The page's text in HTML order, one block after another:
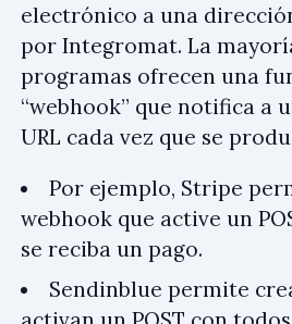
electrónico a una
por Integromat. La
programas ofrecen una
“webhook” que notifica a
URL cada vez que se
Por ejemplo, Stripe
webhook que active un
se reciba un pago.
Sendinblue permite